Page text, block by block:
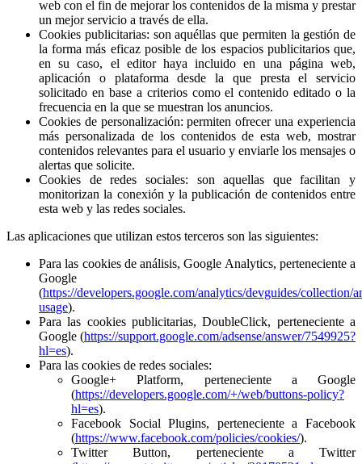
web con el fin de mejorar los contenidos de la misma y prestar
un mejor servicio a través de ella.
Cookies publicitarias: son aquéllas que permiten la gestión de
la forma más eficaz posible de los espacios publicitarios que,
en su caso, el editor haya incluido en una página web,
aplicación o plataforma desde la que presta el servicio
solicitado en base a criterios como el contenido editado o la
frecuencia en la que se muestran los anuncios.
Cookies de personalización: permiten ofrecer una experiencia
más personalizada de los contenidos de esta web, mostrar
contenidos relevantes para el usuario y enviarle los mensajes o
alertas que solicite.
Cookies de redes sociales: son aquellas que facilitan y
monitorizan la conexión y la publicación de contenidos entre
esta web y las redes sociales.
Las aplicaciones que utilizan estos terceros son las siguientes:
Para las cookies de análisis, Google Analytics, perteneciente a
Google
(https://developers.google.com/analytics/devguides/collection/
usage).
Para las cookies publicitarias, DoubleClick, perteneciente a
Google (https://support.google.com/adsense/answer/7549925?
hl=es).
Para las cookies de redes sociales:
Google+ Platform, perteneciente a Google
(https://developers.google.com/+/web/buttons-policy?
hl=es).
Facebook Social Plugins, perteneciente a Facebook
(https://www.facebook.com/policies/cookies/).
Twitter Button, perteneciente a Twitter